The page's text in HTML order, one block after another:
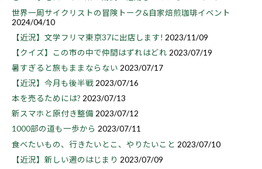
世界一周サイクリストの冒険トーク&自家焙煎珈琲イベント
2024/04/10
【近況】文学フリマ東京37に出店します! 2023/11/09
【クイズ】この市の中で仲間はずれはどれ 2023/07/19
暑すぎると旅もままならない 2023/07/17
【近況】今月も後半戦 2023/07/16
本を売るためには? 2023/07/13
新スマホと原付き整備2023/07/12
1000部の道も一歩から 2023/07/11
食べたいもの、行きたいとこ、やりたいこと 2023/07/10
【近況】新しい週のはじまり 2023/07/09